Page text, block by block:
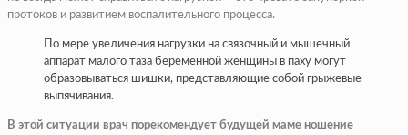
протоков и развитием воспалительного процесса.
По мере увеличения нагрузки на связочный и мышечный
аппарат малого таза беременной женщины в паху могут
образовываться шишки, представляющие собой грыжевые
выпячивания.
В этой ситуации врач порекомендует будущей маме ношение